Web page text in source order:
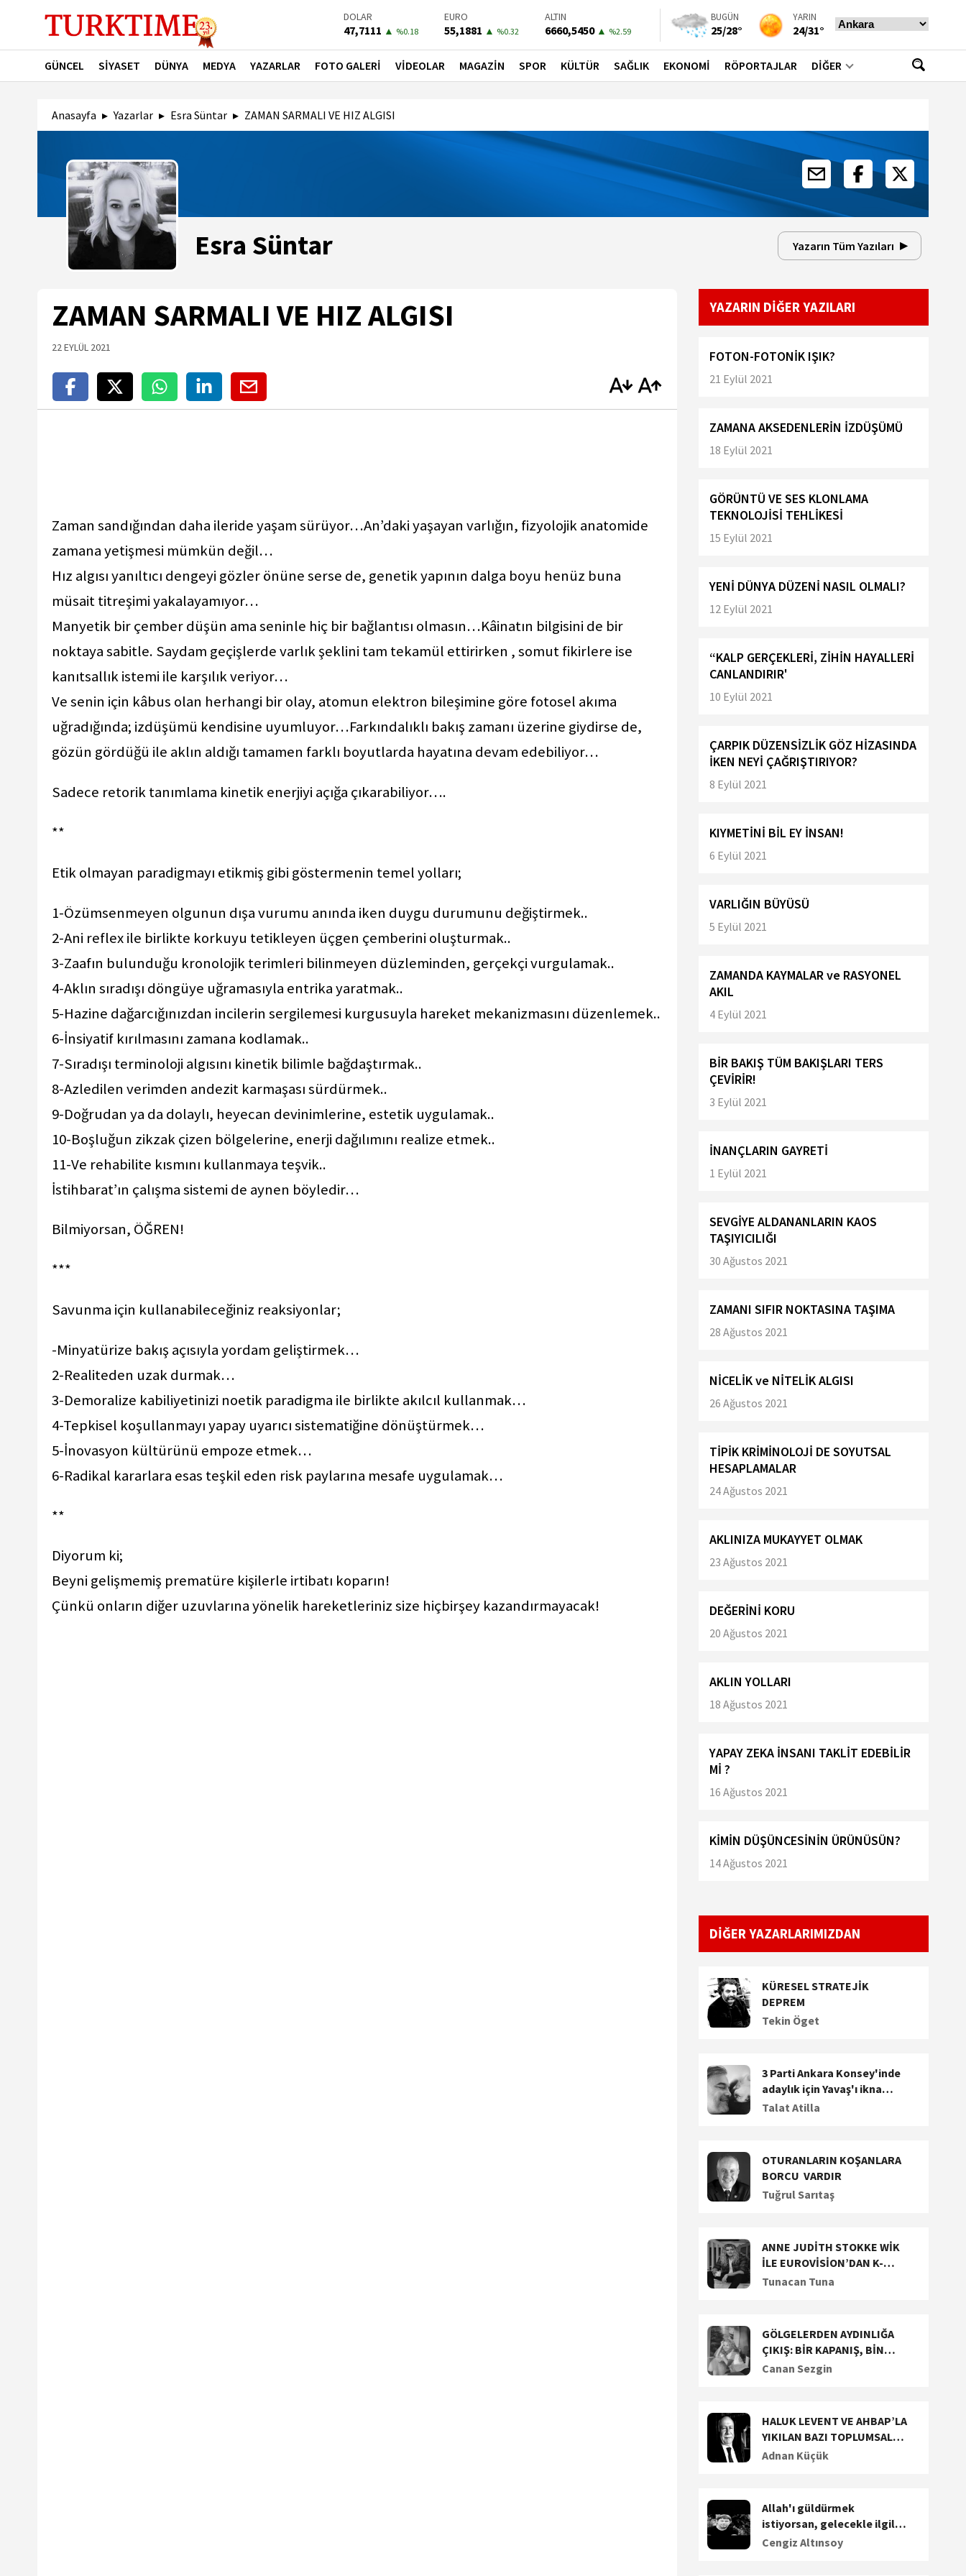
DOLAR
47,7111 ▲ %0.18
EURO
55,1881 ▲ %0.32
ALTIN
6660,5450 ▲ %2.59
BIST-100
13779,39 ▼ %-0.14
PETROL
81,4900▼ %-1.56
BONO
41,3000 ▼ %-0.55
BUGÜN
25/28°
YARIN
24/31°
GÜNCEL SİYASET DÜNYA MEDYA YAZARLAR FOTO GALERİ VİDEOLAR MAGAZİN SPOR KÜLTÜR SAĞLIK EKONOMİ RÖPORTAJLAR DİĞER
Anasayfa Yazarlar Esra Süntar ZAMAN SARMALI VE HIZ ALGISI
Esra Süntar Yazarın Tüm Yazıları
ZAMAN SARMALI VE HIZ ALGISI
22 EYLÜL 2021
Zaman sandığından daha ileride yaşam sürüyor…An’daki yaşayan varlığın, fizyolojik anatomide
zamana yetişmesi mümkün değil…
Hız algısı yanıltıcı dengeyi gözler önüne serse de, genetik yapının dalga boyu henüz buna
müsait titreşimi yakalayamıyor…
Manyetik bir çember düşün ama seninle hiç bir bağlantısı olmasın…Kâinatın bilgisini de bir
noktaya sabitle. Saydam geçişlerde varlık şeklini tam tekamül ettirirken , somut fikirlere ise
kanıtsallık istemi ile karşılık veriyor…
Ve senin için kâbus olan herhangi bir olay, atomun elektron bileşimine göre fotosel akıma
uğradığında; izdüşümü kendisine uyumluyor…Farkındalıklı bakış zamanı üzerine giydirse de,
gözün gördüğü ile aklın aldığı tamamen farklı boyutlarda hayatına devam edebiliyor…
Sadece retorik tanımlama kinetik enerjiyi açığa çıkarabiliyor….
**
Etik olmayan paradigmayı etikmiş gibi göstermenin temel yolları;
1-Özümsenmeyen olgunun dışa vurumu anında iken duygu durumunu değiştirmek..
2-Ani reflex ile birlikte korkuyu tetikleyen üçgen çemberini oluşturmak..
3-Zaafın bulunduğu kronolojik terimleri bilinmeyen düzleminden, gerçekçi vurgulamak..
4-Aklın sıradışı döngüye uğramasıyla entrika yaratmak..
5-Hazine dağarcığınızdan incilerin sergilemesi kurgusuyla hareket mekanizmasını düzenlemek..
6-İnsiyatif kırılmasını zamana kodlamak..
7-Sıradışı terminoloji algısını kinetik bilimle bağdaştırmak..
8-Azledilen verimden andezit karmaşası sürdürmek..
9-Doğrudan ya da dolaylı, heyecan devinimlerine, estetik uygulamak..
10-Boşluğun zikzak çizen bölgelerine, enerji dağılımını realize etmek..
11-Ve rehabilite kısmını kullanmaya teşvik..
İstihbarat’ın çalışma sistemi de aynen böyledir…
Bilmiyorsan, ÖĞREN!
***
Savunma için kullanabileceğiniz reaksiyonlar;
-Minyatürize bakış açısıyla yordam geliştirmek…
2-Realiteden uzak durmak…
3-Demoralize kabiliyetinizi noetik paradigma ile birlikte akılcıl kullanmak…
4-Tepkisel koşullanmayı yapay uyarıcı sistematiğine dönüştürmek…
5-İnovasyon kültürünü empoze etmek…
6-Radikal kararlara esas teşkil eden risk paylarına mesafe uygulamak…
**
Diyorum ki;
Beyni gelişmemiş prematüre kişilerle irtibatı koparın!
Çünkü onların diğer uzuvlarına yönelik hareketleriniz size hiçbirşey kazandırmayacak!
YAZARIN DİĞER YAZILARI
FOTON-FOTONİK IŞIK?
21 Eylül 2021
ZAMANA AKSEDENLERİN İZDÜŞÜMÜ
18 Eylül 2021
GÖRÜNTÜ VE SES KLONLAMA
TEKNOLOJİSİ TEHLİKESİ
15 Eylül 2021
YENİ DÜNYA DÜZENİ NASIL OLMALI?
12 Eylül 2021
“KALP GERÇEKLERİ, ZİHİN HAYALLERİ
CANLANDIRIR'
10 Eylül 2021
ÇARPIK DÜZENSİZLİK GÖZ HİZASINDA
İKEN NEYİ ÇAĞRIŞTIRIYOR?
8 Eylül 2021
KIYMETİNİ BİL EY İNSAN!
6 Eylül 2021
VARLIĞIN BÜYÜSÜ
5 Eylül 2021
ZAMANDA KAYMALAR ve RASYONEL
AKIL
4 Eylül 2021
BİR BAKIŞ TÜM BAKIŞLARI TERS
ÇEVİRİR!
3 Eylül 2021
İNANÇLARIN GAYRETİ
1 Eylül 2021
SEVGİYE ALDANANLARIN KAOS
TAŞIYICILIĞI
30 Ağustos 2021
ZAMANI SIFIR NOKTASINA TAŞIMA
28 Ağustos 2021
NİCELİK ve NİTELİK ALGISI
26 Ağustos 2021
TİPİK KRİMİNOLOJİ DE SOYUTSAL
HESAPLAMALAR
24 Ağustos 2021
AKLINIZA MUKAYYET OLMAK
23 Ağustos 2021
DEĞERİNİ KORU
20 Ağustos 2021
AKLIN YOLLARI
18 Ağustos 2021
YAPAY ZEKA İNSANI TAKLİT EDEBİLİR
Mİ ?
16 Ağustos 2021
KİMİN DÜŞÜNCESİNİN ÜRÜNÜSÜN?
14 Ağustos 2021
DİĞER YAZARLARIMIZDAN
KÜRESEL STRATEJİK
DEPREM
Tekin Öget
3 Parti Ankara Konsey'inde
adaylık için Yavaş'ı ikna
etmeye çalışıyor. Dalan'a
Talat Atilla
OTURANLARIN KOŞANLARA
BORCU VARDIR
Tuğrul Sarıtaş
ANNE JUDİTH STOKKE WİK
İLE EUROVİSİON’DAN K-
POP’A UZANAN YARATICI
Tunacan Tuna
GÖLGELERDEN AYDINLIĞA
ÇIKIŞ: BİR KAPANIŞ, BİN
BAŞLANGIÇ!
Canan Sezgin
HALUK LEVENT VE AHBAP’LA
YIKILAN BAZI TOPLUMSAL
DEĞERLERİMİZ (1)
Adnan Küçük
Allah'ı güldürmek
istiyorsan, gelecekle ilgili
plan yap
Cengiz Altınsoy